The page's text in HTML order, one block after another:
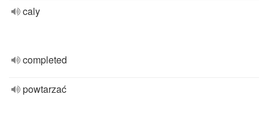
caly
completed
powtarzać